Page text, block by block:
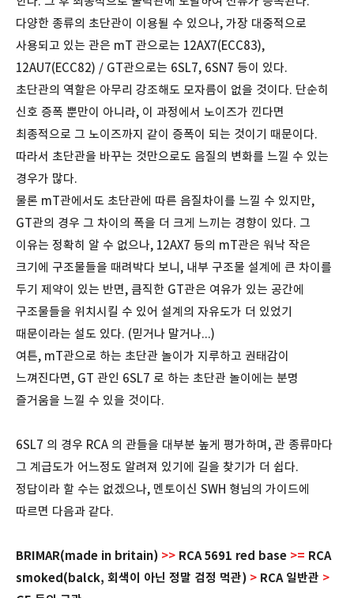
다양한 종류의 초단관이 이용될 수 있으나, 가장 대중적으로
사용되고 있는 관은 mT 관으로는 12AX7(ECC83),
12AU7(ECC82) / GT관으로는 6SL7, 6SN7 등이 있다.
초단관의 역할은 아무리 강조해도 모자름이 없을 것이다. 단순히
신호 증폭 뿐만이 아니라, 이 과정에서 노이즈가 낀다면
최종적으로 그 노이즈까지 같이 증폭이 되는 것이기 때문이다.
따라서 초단관을 바꾸는 것만으로도 음질의 변화를 느낄 수 있는
경우가 많다.
물론 mT관에서도 초단관에 따른 음질차이를 느낄 수 있지만,
GT관의 경우 그 차이의 폭을 더 크게 느끼는 경향이 있다. 그
이유는 정확히 알 수 없으나, 12AX7 등의 mT관은 워낙 작은
크기에 구조물들을 때려박다 보니, 내부 구조물 설계에 큰 차이를
두기 제약이 있는 반면, 큼직한 GT관은 여유가 있는 공간에
구조물들을 위치시킬 수 있어 설계의 자유도가 더 있었기
때문이라는 설도 있다. (믿거나 말거나...)
여튼, mT관으로 하는 초단관 놀이가 지루하고 권태감이
느껴진다면, GT 관인 6SL7 로 하는 초단관 놀이에는 분명
즐거움을 느낄 수 있을 것이다.
6SL7 의 경우 RCA 의 관들을 대부분 높게 평가하며, 관 종류마다
그 계급도가 어느정도 알려져 있기에 길을 찾기가 더 쉽다.
정답이라 할 수는 없겠으나, 멘토이신 SWH 형님의 가이드에
따르면 다음과 같다.
BRIMAR(made in britain) >> RCA 5691 red base >= RCA
smoked(balck, 회색이 아닌 정말 검정 먹관) > RCA 일반관 >